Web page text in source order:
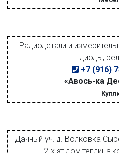
Радиодетали и
диоды,
+7 (916)
«Авось-ка
Дачный уч. д. Волковка
2-х